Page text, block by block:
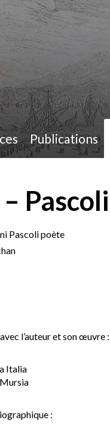
Publications
Pascoli
Pascoli poète
l’auteur et son œuvre :
Italia
: